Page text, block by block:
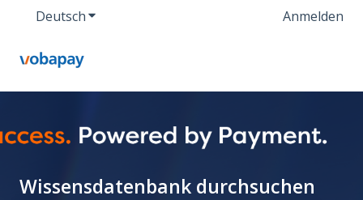
DeutschUntermenü für Übersetzungen anzeigen
Anmelden
Wissensdatenbank durchsuchen